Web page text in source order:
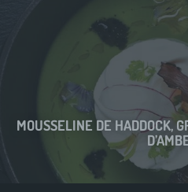
MOUSSELINE DE HADDOCK,